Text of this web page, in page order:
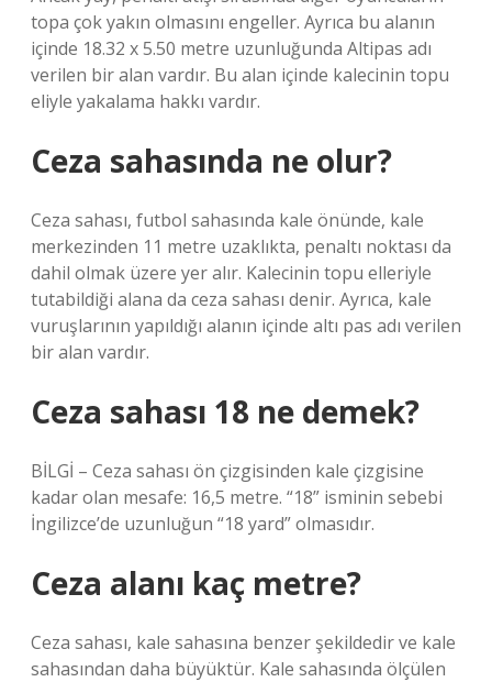
topa çok yakın olmasını engeller. Ayrıca bu alanın
içinde 18.32 x 5.50 metre uzunluğunda Altipas adı
verilen bir alan vardır. Bu alan içinde kalecinin topu
eliyle yakalama hakkı vardır.
Ceza sahasında ne olur?
Ceza sahası, futbol sahasında kale önünde, kale
merkezinden 11 metre uzaklıkta, penaltı noktası da
dahil olmak üzere yer alır. Kalecinin topu elleriyle
tutabildiği alana da ceza sahası denir. Ayrıca, kale
vuruşlarının yapıldığı alanın içinde altı pas adı verilen
bir alan vardır.
Ceza sahası 18 ne demek?
BİLGİ – Ceza sahası ön çizgisinden kale çizgisine
kadar olan mesafe: 16,5 metre. “18” isminin sebebi
İngilizce’de uzunluğun “18 yard” olmasıdır.
Ceza alanı kaç metre?
Ceza sahası, kale sahasına benzer şekildedir ve kale
sahasından daha büyüktür. Kale sahasında ölçülen